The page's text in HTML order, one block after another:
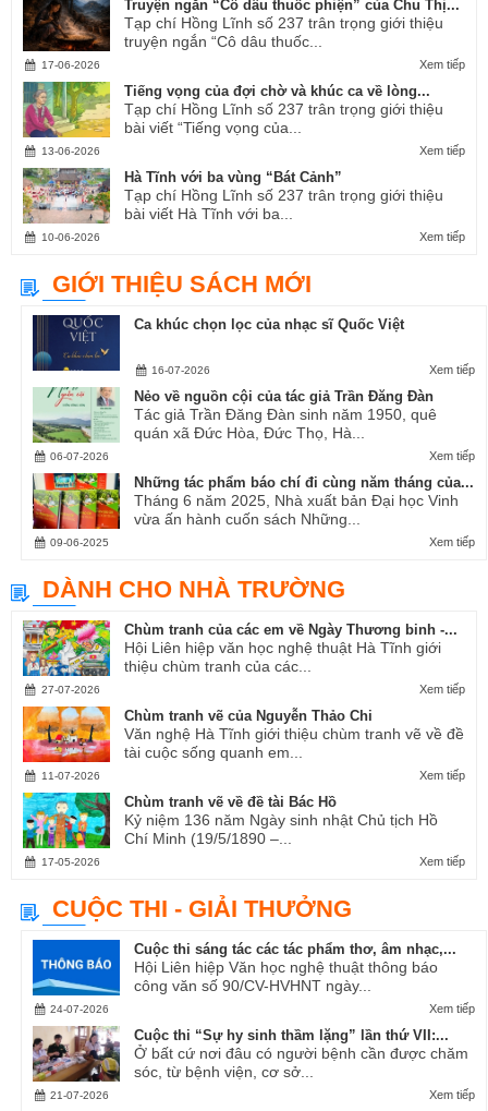
Truyện ngắn “Cô dâu thuốc phiện” của Chu Thị...
Tạp chí Hồng Lĩnh số 237 trân trọng giới thiệu
truyện ngắn “Cô dâu thuốc...
Xem tiếp
17-06-2026
Tiếng vọng của đợi chờ và khúc ca về lòng...
Tạp chí Hồng Lĩnh số 237 trân trọng giới thiệu
bài viết “Tiếng vọng của...
Xem tiếp
13-06-2026
Hà Tĩnh với ba vùng “Bát Cảnh”
Tạp chí Hồng Lĩnh số 237 trân trọng giới thiệu
bài viết Hà Tĩnh với ba...
Xem tiếp
10-06-2026
GIỚI THIỆU SÁCH MỚI
Ca khúc chọn lọc của nhạc sĩ Quốc Việt
Xem tiếp
16-07-2026
Nẻo về nguồn cội của tác giả Trần Đăng Đàn
Tác giả Trần Đăng Đàn sinh năm 1950, quê
quán xã Đức Hòa, Đức Thọ, Hà...
Xem tiếp
06-07-2026
Những tác phẩm báo chí đi cùng năm tháng của...
Tháng 6 năm 2025, Nhà xuất bản Đại học Vinh
vừa ấn hành cuốn sách Những...
Xem tiếp
09-06-2025
DÀNH CHO NHÀ TRƯỜNG
Chùm tranh của các em về Ngày Thương binh -...
Hội Liên hiệp văn học nghệ thuật Hà Tĩnh giới
thiệu chùm tranh của các...
Xem tiếp
27-07-2026
Chùm tranh vẽ của Nguyễn Thảo Chi
Văn nghệ Hà Tĩnh giới thiệu chùm tranh vẽ về đề
tài cuộc sống quanh em...
Xem tiếp
11-07-2026
Chùm tranh vẽ về đề tài Bác Hồ
Kỷ niệm 136 năm Ngày sinh nhật Chủ tịch Hồ
Chí Minh (19/5/1890 –...
Xem tiếp
17-05-2026
CUỘC THI - GIẢI THƯỞNG
Cuộc thi sáng tác các tác phẩm thơ, âm nhạc,...
Hội Liên hiệp Văn học nghệ thuật thông báo
công văn số 90/CV-HVHNT ngày...
Xem tiếp
24-07-2026
Cuộc thi “Sự hy sinh thầm lặng” lần thứ VII:...
Ở bất cứ nơi đâu có người bệnh cần được chăm
sóc, từ bệnh viện, cơ sở...
Xem tiếp
21-07-2026